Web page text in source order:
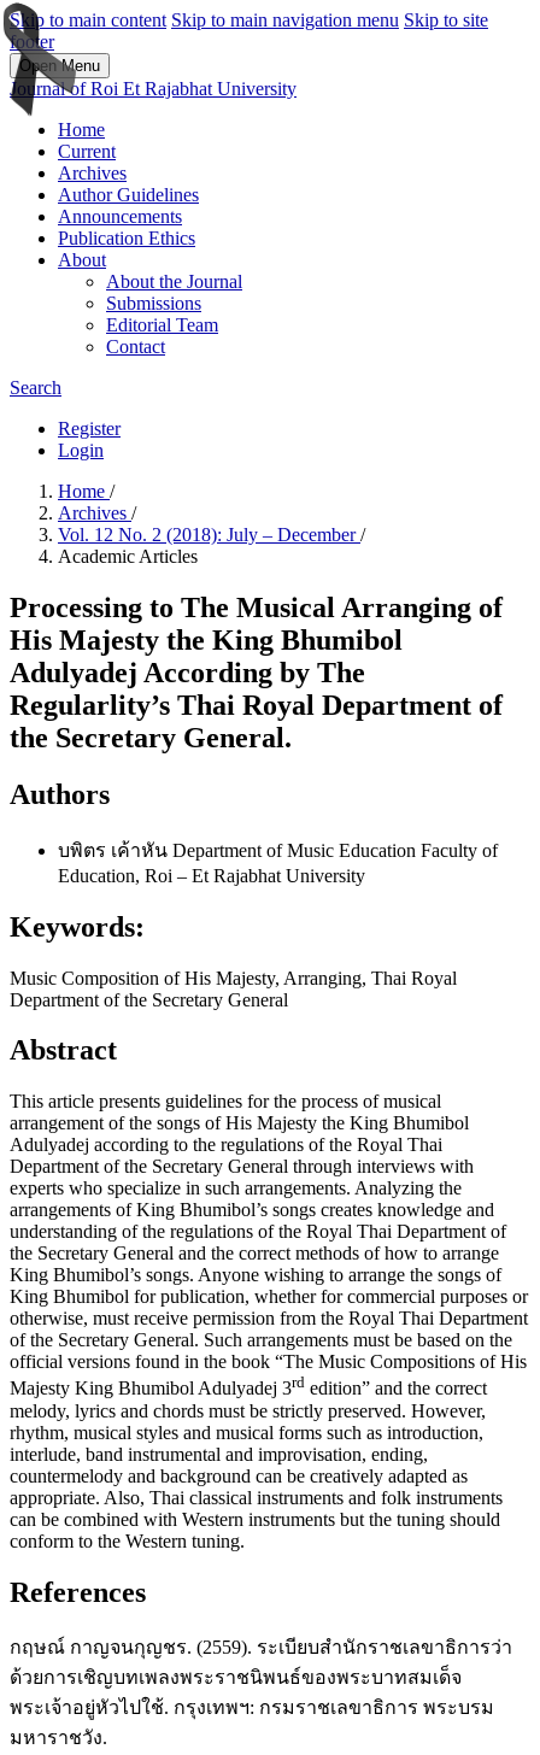
Skip to main content Skip to main navigation menu Skip to site
footer
Open Menu
Journal of Roi Et Rajabhat University
Home
Current
Archives
Author Guidelines
Announcements
Publication Ethics
About
About the Journal
Submissions
Editorial Team
Contact
Search
Register
Login
Home /
Archives /
Vol. 12 No. 2 (2018): July – December/
Academic Articles
Processing to The Musical Arranging of
His Majesty the King Bhumibol
Adulyadej According by The
Regularlity’s Thai Royal Department of
the Secretary General.
Authors
บพิตร เค้าหัน Department of Music Education Faculty of
Education, Roi – Et Rajabhat University
Keywords:
Music Composition of His Majesty, Arranging, Thai Royal
Department of the Secretary General
Abstract
This article presents guidelines for the process of musical
arrangement of the songs of His Majesty the King Bhumibol
Adulyadej according to the regulations of the Royal Thai
Department of the Secretary General through interviews with
experts who specialize in such arrangements. Analyzing the
arrangements of King Bhumibol’s songs creates knowledge and
understanding of the regulations of the Royal Thai Department of
the Secretary General and the correct methods of how to arrange
King Bhumibol’s songs. Anyone wishing to arrange the songs of
King Bhumibol for publication, whether for commercial purposes or
otherwise, must receive permission from the Royal Thai Department
of the Secretary General. Such arrangements must be based on the
official versions found in the book “The Music Compositions of His
Majesty King Bhumibol Adulyadej 3rd edition” and the correct
melody, lyrics and chords must be strictly preserved. However,
rhythm, musical styles and musical forms such as introduction,
interlude, band instrumental and improvisation, ending,
countermelody and background can be creatively adapted as
appropriate. Also, Thai classical instruments and folk instruments
can be combined with Western instruments but the tuning should
conform to the Western tuning.
References
กฤษณ์ กาญจนกุญชร. (2559). ระเบียบสำนักราชเลขาธิการว่า
ด้วยการเชิญบทเพลงพระราชนิพนธ์ของพระบาทสมเด็จ
พระเจ้าอยู่หัวไปใช้. กรุงเทพฯ: กรมราชเลขาธิการ พระบรม
มหาราชวัง.